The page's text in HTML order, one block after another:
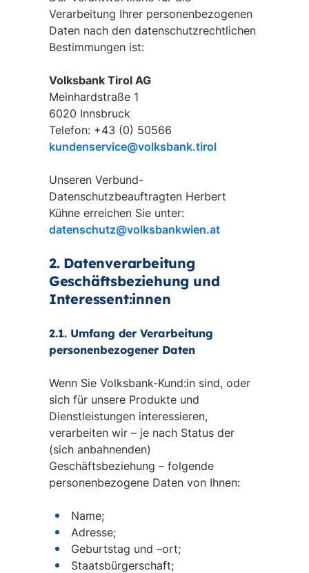
Verarbeitung Ihrer personenbezogenen
Daten nach den datenschutzrechtlichen
Bestimmungen ist:
Volksbank Tirol AG
Meinhardstraße 1
6020 Innsbruck
Telefon: +43 (0) 50566
kundenservice@volksbank.tirol
Unseren Verbund-
Datenschutzbeauftragten Herbert
Kühne erreichen Sie unter:
datenschutz@volksbankwien.at
2. Datenverarbeitung
Geschäftsbeziehung und
Interessent:innen
2.1. Umfang der Verarbeitung
personenbezogener Daten
Wenn Sie Volksbank-Kund:in sind, oder
sich für unsere Produkte und
Dienstleistungen interessieren,
verarbeiten wir – je nach Status der
(sich anbahnenden)
Geschäftsbeziehung – folgende
personenbezogene Daten von Ihnen:
Name;
Adresse;
Geburtstag und –ort;
Staatsbürgerschaft;